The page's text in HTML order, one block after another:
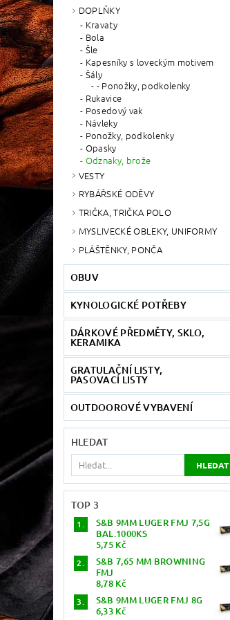
DOPLŇKY
Kravaty
Bola
Šle
Kapesníky s loveckým motivem
Šály
- Ponožky, podkolenky
Rukavice
Posedový vak
Návleky
Ponožky, podkolenky
Opasky
Odznaky, brože
VESTY
RYBÁŘSKÉ ODĚVY
TRIČKA, TRIČKA POLO
MYSLIVECKÉ OBLEKY, UNIFORMY
PLÁŠTĚNKY, PONČA
OBUV
KYNOLOGICKÉ POTŘEBY
DÁRKOVÉ PŘEDMĚTY, SKLO,
KERAMIKA
GRATULAČNÍ LISTY,
PASOVACÍ LISTY
OUTDOOROVÉ VYBAVENÍ
HLEDAT
TOP 3
S&B 9MM LUGER FMJ 7,5G
BAL.1000KS
5,75 Kč
S&B 7,65 MM BROWNING
FMJ
8,78 Kč
S&B 9MM LUGER FMJ 8G
6,33 Kč